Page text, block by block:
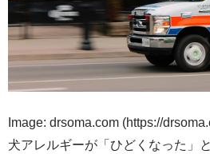
Image: drsoma.com (https://
犬アレルギーが「ひどくなった」